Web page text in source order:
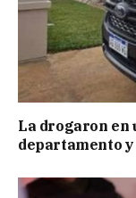
La drogaron en
departamento